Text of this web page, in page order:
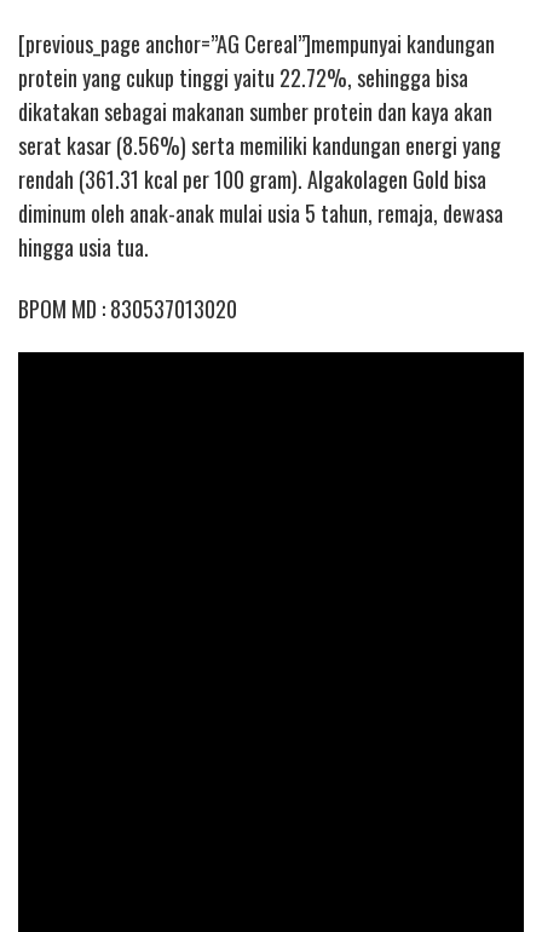
[previous_page anchor=”AG Cereal”]mempunyai kandungan
protein yang cukup tinggi yaitu 22.72%, sehingga bisa
dikatakan sebagai makanan sumber protein dan kaya akan
serat kasar (8.56%) serta memiliki kandungan energi yang
rendah (361.31 kcal per 100 gram). Algakolagen Gold bisa
diminum oleh anak-anak mulai usia 5 tahun, remaja, dewasa
hingga usia tua.
BPOM MD : 830537013020